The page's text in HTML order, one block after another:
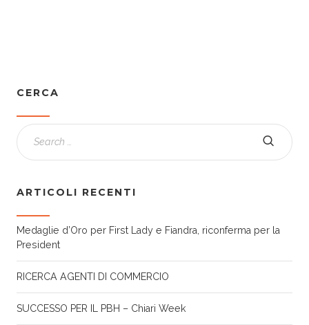
CERCA
ARTICOLI RECENTI
Medaglie d’Oro per First Lady e Fiandra, riconferma per la
President
RICERCA AGENTI DI COMMERCIO
SUCCESSO PER IL PBH – Chiari Week